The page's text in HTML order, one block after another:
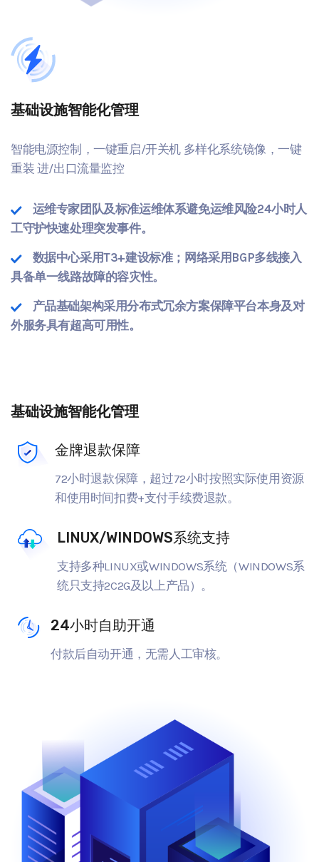
基础设施智能化管理
智能电源控制，一键重启/开关机 多样化系统镜像，一键
重装 进/出口流量监控
运维专家团队及标准运维体系避免运维风险24小时人
工守护快速处理突发事件。
数据中心采用T3+建设标准；网络采用BGP多线接入
具备单一线路故障的容灾性。
产品基础架构采用分布式冗余方案保障平台本身及对
外服务具有超高可用性。
基础设施智能化管理
金牌退款保障
72小时退款保障，超过72小时按照实际使用资源
和使用时间扣费+支付手续费退款。
LINUX/WINDOWS系统支持
支持多种LINUX或WINDOWS系统（WINDOWS系
统只支持2C2G及以上产品）。
24小时自助开通
付款后自动开通，无需人工审核。